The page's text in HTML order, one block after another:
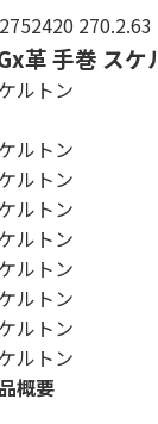
革 手巻 スケ
概要